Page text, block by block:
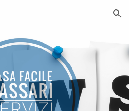
Skip to navigation